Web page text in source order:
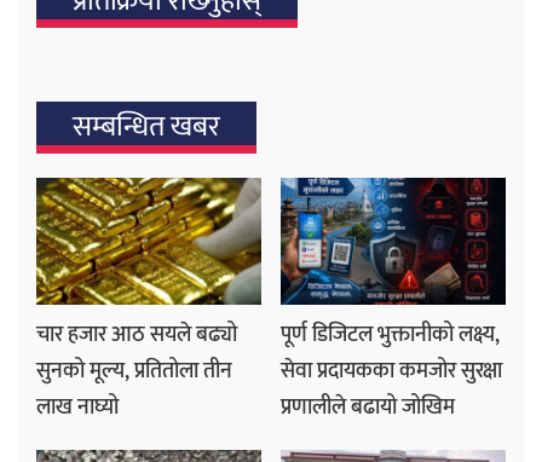
सम्बन्धित खबर
चार हजार आठ सयले बढ्यो
सुनको मूल्य, प्रतितोला तीन
लाख नाघ्यो
पूर्ण डिजिटल भुक्तानीको लक्ष्य,
सेवा प्रदायकका कमजोर सुरक्षा
प्रणालीले बढायो जोखिम